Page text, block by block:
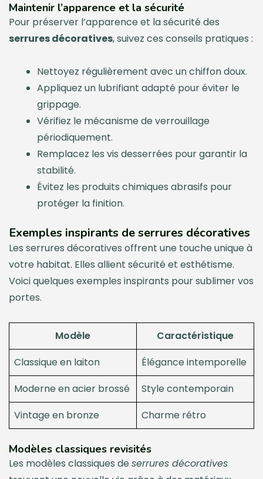
Maintenir l’apparence et la sécurité
Pour préserver l’apparence et la sécurité des
serrures décoratives, suivez ces conseils pratiques :
Nettoyez régulièrement avec un chiffon doux.
Appliquez un lubrifiant adapté pour éviter le
grippage.
Vérifiez le mécanisme de verrouillage
périodiquement.
Remplacez les vis desserrées pour garantir la
stabilité.
Évitez les produits chimiques abrasifs pour
protéger la finition.
Exemples inspirants de serrures décoratives
Les serrures décoratives offrent une touche unique à
votre habitat. Elles allient sécurité et esthétisme.
Voici quelques exemples inspirants pour sublimer vos
portes.
Modèle
Caractéristique
Classique en laiton
Élégance intemporelle
Moderne en acier brossé
Style contemporain
Vintage en bronze
Charme rétro
Modèles classiques revisités
Les modèles classiques deserrures décoratives